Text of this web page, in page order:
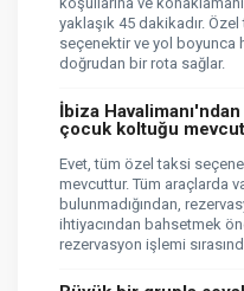
yaklaşık 45 dakikadır.
seçenektir ve yol boyunca
doğrudan bir rota sağlar.
İbiza
çocuk koltuğu
Evet, tüm özel taksi
mevcuttur. Tüm araçlarda
bulunmadığından,
ihtiyacından bahsetmek
rezervasyon işlemi